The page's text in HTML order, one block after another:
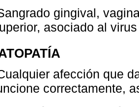
gingival,
asociado al
afección que
correctamente,